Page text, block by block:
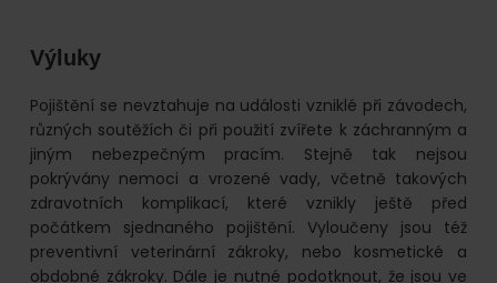
Výluky
Pojištění se nevztahuje na události vzniklé při závodech,
různých soutěžích či při použití zvířete k záchranným a
jiným nebezpečným pracím. Stejně tak nejsou
pokrývány nemoci a vrozené vady, včetně takových
zdravotních komplikací, které vznikly ještě před
počátkem sjednaného pojištění. Vyloučeny jsou též
preventivní veterinární zákroky, nebo kosmetické a
obdobné zákroky. Dále je nutné podotknout, že jsou ve